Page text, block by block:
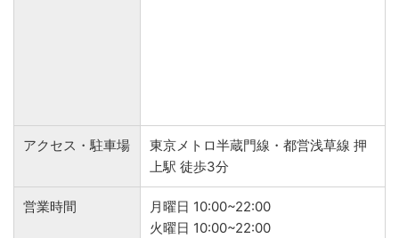
アクセス・駐車場
東京メトロ半蔵門線・都営浅草線 押
上駅 徒歩3分
営業時間
月曜日 10:00~22:00
火曜日 10:00~22:00